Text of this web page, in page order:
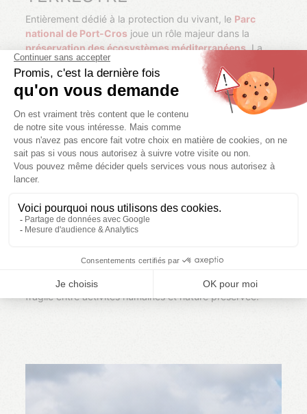
Entièrement dédié à la protection du vivant, le Parc
national de Port-Cros joue un rôle majeur dans la
préservation des écosystèmes méditerranéens. La
nature évolue avec un minimum d’intervention humaine,
grâce à une protection ancienne et rigoureuse.
comptent parmi les plus
riches de Méditerranée: herbiers de posidonie, bancs
de poissons, mérous et barracudas sont observables
dès les premiers mètres. À terre, forêts
méditerranéennes, falaises et maquis dense abritent une
flore résistante à la sécheresse, souvent protégée.
depuis les années 1970 illustre le succès des mesures de
protection mises en place à Port-Cros.
véritable laboratoire de la conservation, mais aussi un
lieu privilégié pour comprendre, sur le terrain, l’équilibre
fragile entre activités humaines et nature préservée.